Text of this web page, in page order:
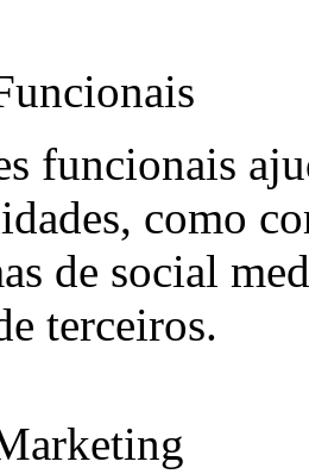
funcionais
como
de social
terceiros.